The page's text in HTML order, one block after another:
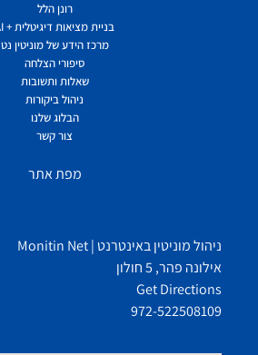
רונן הלל
בניית מציאות דיגיטלית + AI
מרכז הידע של מוניטין נט
סיפורי הצלחה
שאלות ותשובות
ניהול ביקורות
הבלוג שלנו
צור קשר
מפת אתר
ניהול מוניטין באינטרנט | Monitin Net
אילונה פהר, 5 חולון
Get Directions
972-522508109